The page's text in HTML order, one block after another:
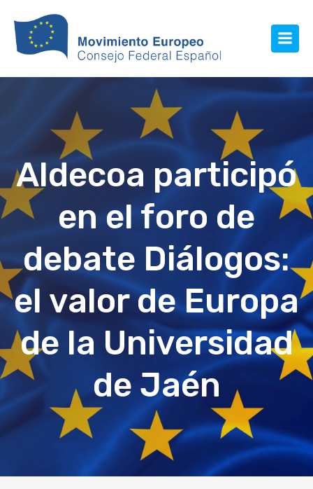
Aldecoa participó
en el foro de
debate Diálogos:
el valor de Europa
de la Universidad
de Jaén